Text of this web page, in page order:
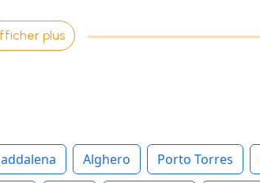
plus
Alghero Porto Torres